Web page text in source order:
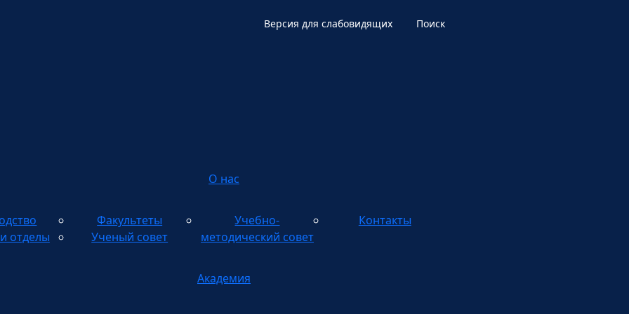
Версия для слабовидящих Поиск
О нас
отделы
Факультеты
Ученый совет
Учебно-
методический совет
Контакты
Академия